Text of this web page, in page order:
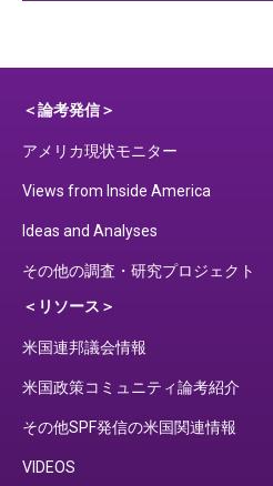
＜論考発信＞
アメリカ現状モニター
Views from Inside America
Ideas and Analyses
その他の調査・研究プロジェクト
＜リソース＞
米国連邦議会情報
米国政策コミュニティ論考紹介
その他SPF発信の米国関連情報
VIDEOS